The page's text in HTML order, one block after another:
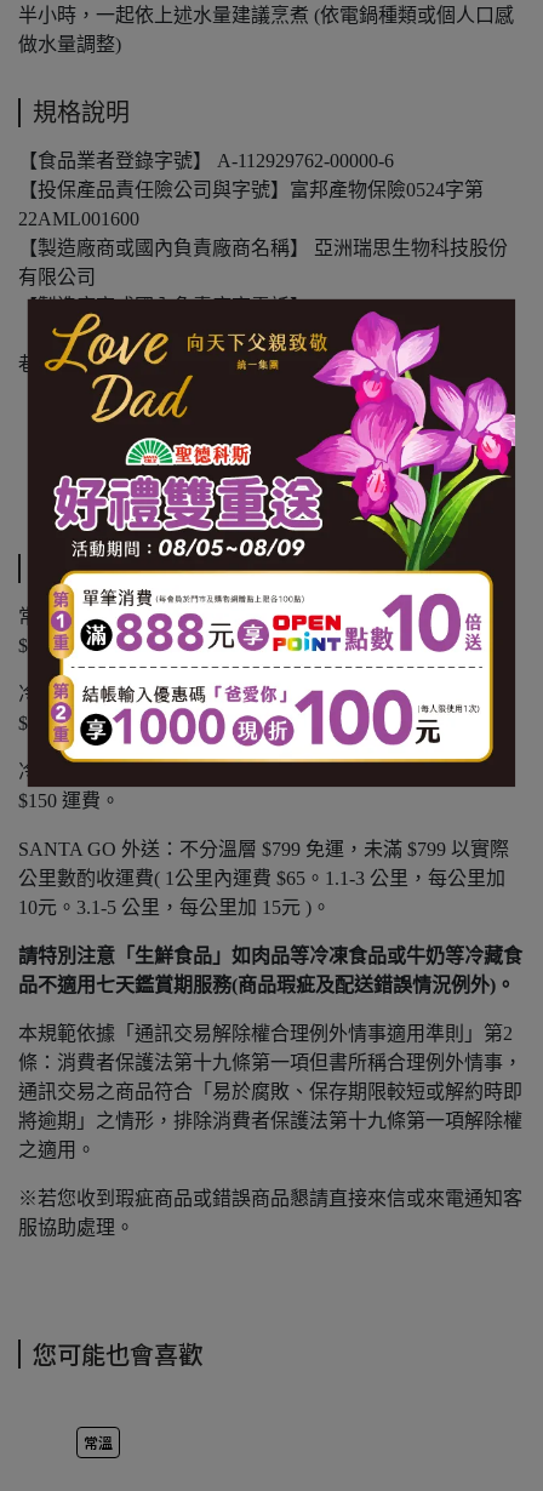
半小時，一起依上述水量建議烹煮 (依電鍋種類或個人口感
做水量調整)
規格說明
【食品業者登錄字號】 A-112929762-00000-6
【投保產品責任險公司與字號】富邦產物保險0524字第
22AML001600
【製造廠商或國內負責廠商名稱】 亞洲瑞思生物科技股份
有限公司
【製造廠商或國內負責廠商電話】02-2753-0125
【製造廠商或國內負責廠商地址】台北市松山區延壽街330
巷8弄6號
【食物過敏原標示】無
【內容物成份】發芽糙米
【內容量(重量)】500g*2包/盒
【保存期限(總效期)】360天
運送方式
常溫商品：黑貓常溫宅配 $1200 免運，未滿 $1200 酌收
$100 運費。
冷凍商品：黑貓冷凍宅配 $1500 免運，未滿 $1500 酌收
$150 運費。
冷藏商品：黑貓冷藏宅配 $1500 免運，未滿 $1500 酌收
$150 運費。
SANTA GO 外送：不分溫層 $799 免運，未滿 $799 以實際
公里數酌收運費( 1公里內運費 $65。1.1-3 公里，每公里加
10元。3.1-5 公里，每公里加 15元 )。
請特別注意「生鮮食品」如肉品等冷凍食品或牛奶等冷藏食
品不適用七天鑑賞期服務(商品瑕疵及配送錯誤情況例外)。
本規範依據「通訊交易解除權合理例外情事適用準則」第2
條：消費者保護法第十九條第一項但書所稱合理例外情事，
通訊交易之商品符合「易於腐敗、保存期限較短或解約時即
將逾期」之情形，排除消費者保護法第十九條第一項解除權
之適用。
※若您收到瑕疵商品或錯誤商品懇請直接來信或來電通知客
服協助處理。
您可能也會喜歡
常溫